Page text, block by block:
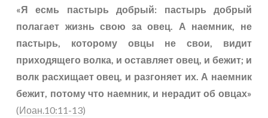
«Я есмь пастырь добрый: пастырь добрый
полагает жизнь свою за овец. А наемник, не
пастырь, которому овцы не свои, видит
приходящего волка, и оставляет овец, и бежит; и
волк расхищает овец, и разгоняет их. А наемник
бежит, потому что наемник, и нерадит об овцах»
(Иоан.10:11-13)